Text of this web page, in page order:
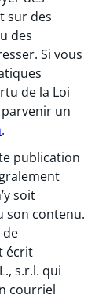
sur des
des
Si vous
de la Loi
un
.
publication
soit
son contenu.
écrit
s.r.l. qui
courriel